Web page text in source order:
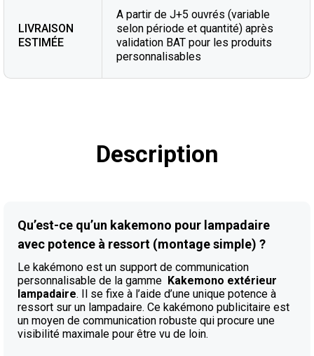
LIVRAISON
ESTIMÉE
A partir de J+5 ouvrés (variable
selon période et quantité) après
validation BAT pour les produits
personnalisables
Description
Qu’est-ce qu’un kakemono pour lampadaire
avec potence à ressort (montage simple) ?
Le kakémono est un support de communication
personnalisable de la gamme Kakemono extérieur
lampadaire. Il se fixe à l’aide d’une unique potence à
ressort sur un lampadaire. Ce kakémono publicitaire est
un moyen de communication robuste qui procure une
visibilité maximale pour être vu de loin.